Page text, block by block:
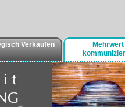
Verkaufen
Mehrwert